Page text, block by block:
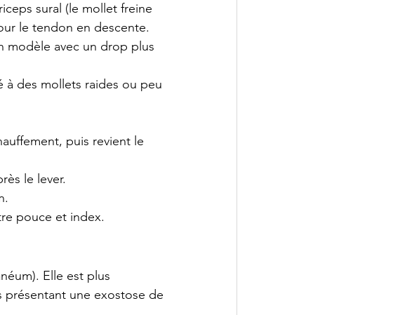
sural (le mollet freine
le tendon en descente.
modèle avec un drop plus
à des mollets raides ou peu
puis revient le
le lever.
pouce et index.
Elle est plus
présentant une exostose de